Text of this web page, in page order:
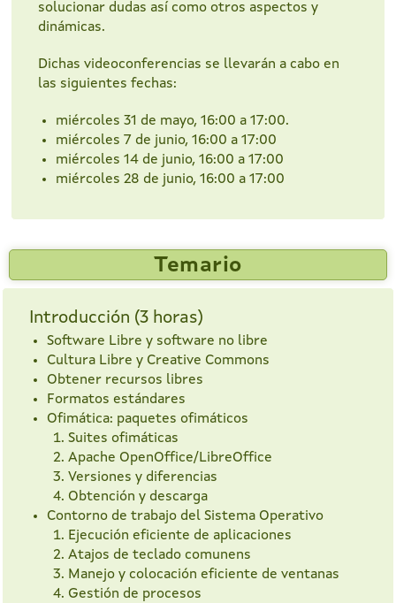
solucionar dudas así como otros aspectos y
dinámicas.
Dichas videoconferencias se llevarán a cabo en
las siguientes fechas:
miércoles 31 de mayo, 16:00 a 17:00.
miércoles 7 de junio, 16:00 a 17:00
miércoles 14 de junio, 16:00 a 17:00
miércoles 28 de junio, 16:00 a 17:00
Temario
Introducción (3 horas)
Software Libre y software no libre
Cultura Libre y Creative Commons
Obtener recursos libres
Formatos estándares
Ofimática: paquetes ofimáticos
Suites ofimáticas
Apache OpenOffice/LibreOffice
Versiones y diferencias
Obtención y descarga
Contorno de trabajo del Sistema Operativo
Ejecución eficiente de aplicaciones
Atajos de teclado comunens
Manejo y colocación eficiente de ventanas
Gestión de procesos